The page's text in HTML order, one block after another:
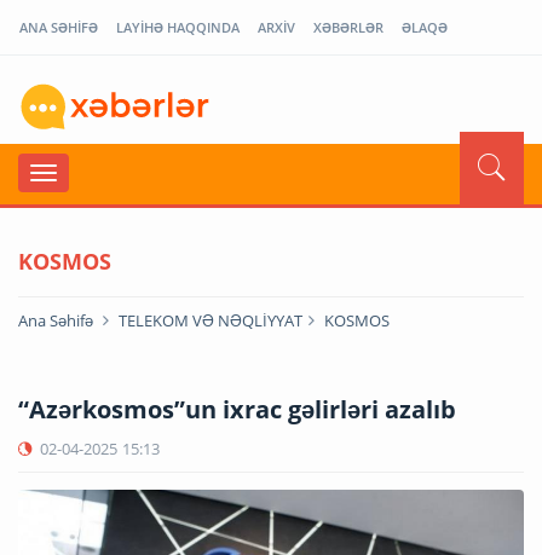
ANA SƏHİFƏ LAYİHƏ HAQQINDA ARXİV XƏBƏRLƏR ƏLAQƏ
KOSMOS
Ana Səhifə TELEKOM VƏ NƏQLİYYAT KOSMOS
“Azərkosmos”un ixrac gəlirləri azalıb
02-04-2025 15:13